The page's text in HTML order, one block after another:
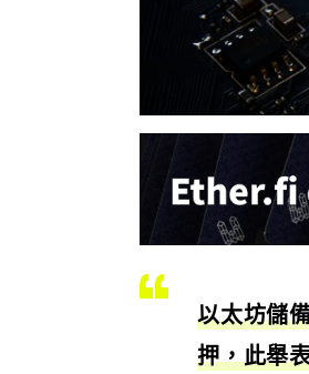
以太坊儲
押，此舉